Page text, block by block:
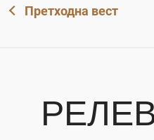
Претходна вест